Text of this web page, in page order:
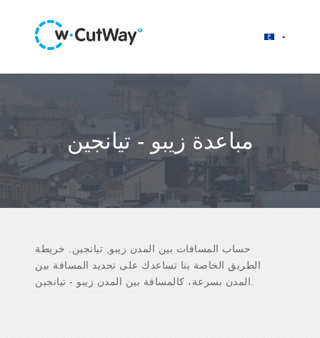
مباعدة زيبو - تيانجين
حساب المسافات بين المدن زيبو, تيانجين. خريطة
الطريق الخاصة بنا تساعدك على تحديد المسافة بين